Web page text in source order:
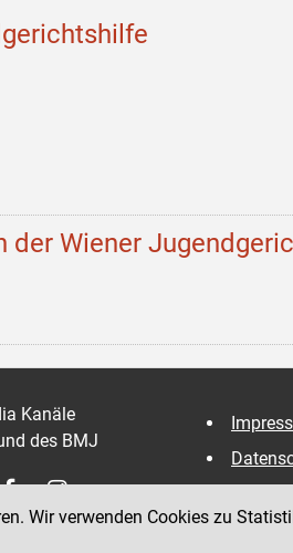
der Wiener
Kanäle
des BMJ
Wir verwenden Cookies zu